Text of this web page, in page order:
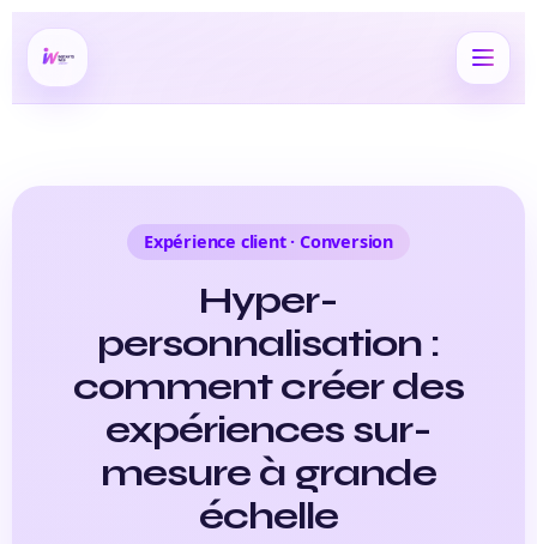
Expérience client · Conversion
Hyper-
personnalisation :
comment créer des
expériences sur-
mesure à grande
échelle